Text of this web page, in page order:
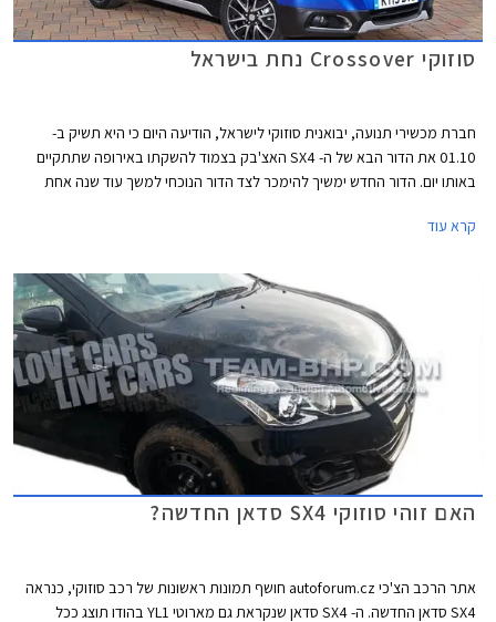
סוזוקי Crossover נחת בישראל
חברת מכשירי תנועה, יבואנית סוזוקי לישראל, הודיעה היום כי היא תשיק ב-
01.10 את הדור הבא של ה- SX4 האצ'בק בצמוד להשקתו באירופה שתתקיים
באותו יום. הדור החדש ימשיך להימכר לצד הדור הנוכחי למשך עוד שנה אחת
קרא עוד
האם זוהי סוזוקי SX4 סדאן החדשה?
אתר הרכב הצ'כי autoforum.cz חושף תמונות ראשונות של רכב סוזוקי, כנראה
SX4 סדאן החדשה. ה- SX4 סדאן שנקראת גם מארוטי YL1 בהודו תוצג ככל